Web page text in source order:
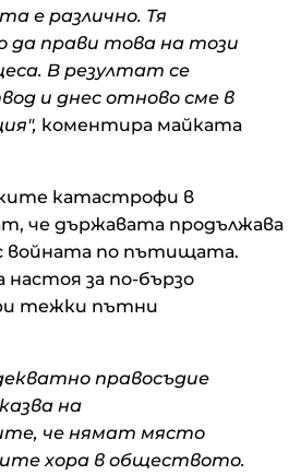
е различно. Тя
да прави това на този
В резултат се
и днес отново сме в
коментира майката
катастрофи в
че държавата продължава
войната по пътищата.
за по-бързо
тежки пътни
правосъдие
на
че нямат място
хора в обществото.